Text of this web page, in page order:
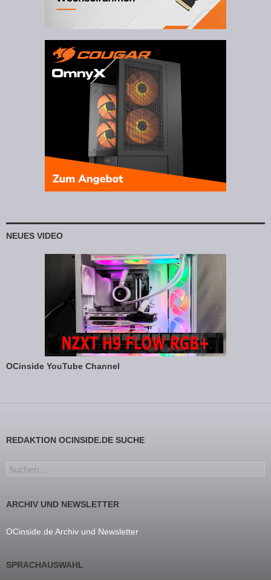
NEUES VIDEO
OCinside YouTube Channel
REDAKTION OCINSIDE.DE SUCHE
Suchen nach:
ARCHIV UND NEWSLETTER
OCinside.de Archiv und Newsletter
SPRACHAUSWAHL